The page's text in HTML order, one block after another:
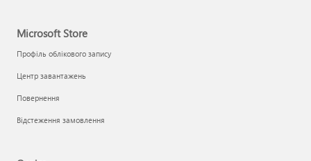
Microsoft Store
Профіль облікового запису
Центр завантажень
Повернення
Відстеження замовлення